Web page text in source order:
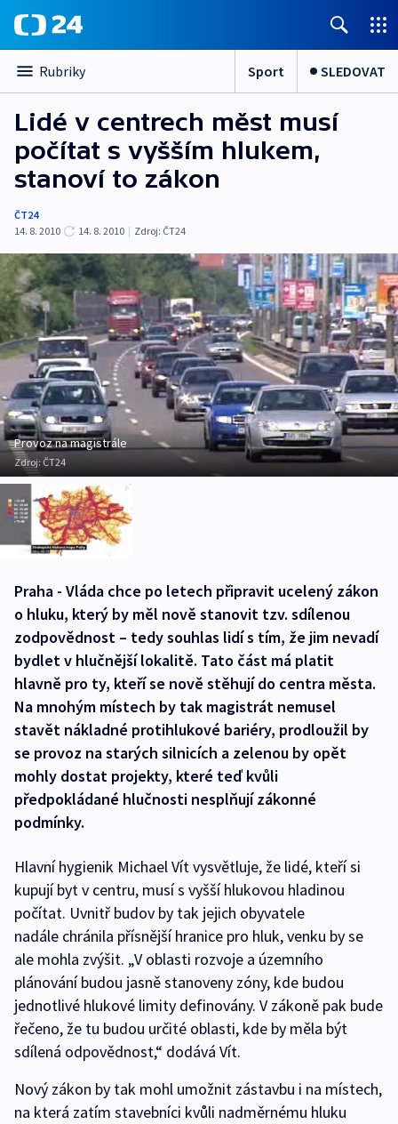
Rubriky Sport SLEDOVAT
Lidé v centrech měst musí
počítat s vyšším hlukem,
stanoví to zákon
ČT24
14. 8. 2010
14. 8. 2010 | Zdroj: ČT24
Provoz na magistrále
Zdroj: ČT24
Praha - Vláda chce po letech připravit ucelený zákon
o hluku, který by měl nově stanovit tzv. sdílenou
zodpovědnost – tedy souhlas lidí s tím, že jim nevadí
bydlet v hlučnější lokalitě. Tato část má platit
hlavně pro ty, kteří se nově stěhují do centra města.
Na mnohým místech by tak magistrát nemusel
stavět nákladné protihlukové bariéry, prodloužil by
se provoz na starých silnicích a zelenou by opět
mohly dostat projekty, které teď kvůli
předpokládané hlučnosti nesplňují zákonné
podmínky.
Hlavní hygienik Michael Vít vysvětluje, že lidé, kteří si
kupují byt v centru, musí s vyšší hlukovou hladinou
počítat. Uvnitř budov by tak jejich obyvatele
nadále chránila přísnější hranice pro hluk, venku by se
ale mohla zvýšit. „V oblasti rozvoje a územního
plánování budou jasně stanoveny zóny, kde budou
jednotlivé hlukové limity definovány. V zákoně pak bude
řečeno, že tu budou určité oblasti, kde by měla být
sdílená odpovědnost,“ dodává Vít.
Nový zákon by tak mohl umožnit zástavbu i na místech,
na která zatím stavebníci kvůli nadměrnému hluku